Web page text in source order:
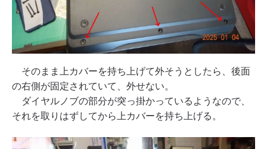
そのまま上カバーを持ち上げて外そうとしたら、後面
の右側が固定されていて、外せない。
ダイヤルノブの部分が突っ掛かっているようなので、
それを取りはずしてから上カバーを持ち上げる。